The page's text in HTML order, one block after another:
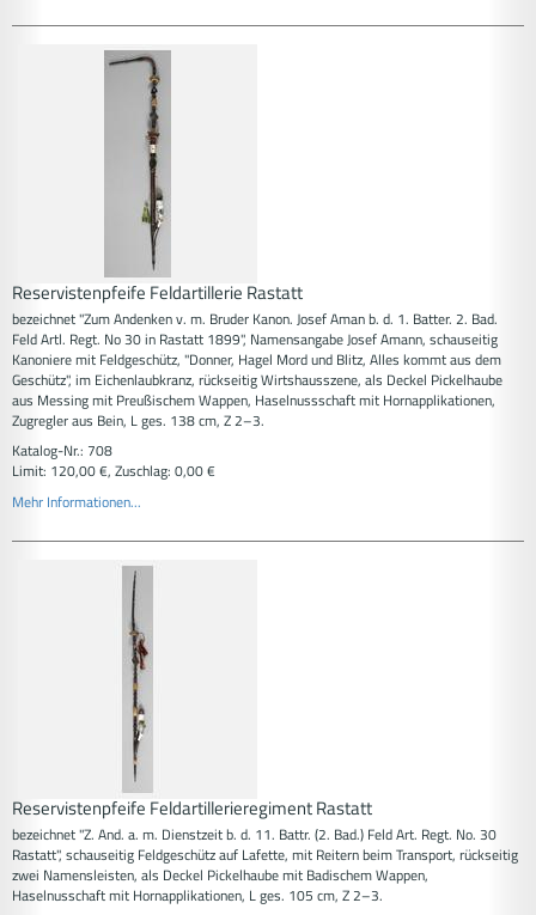
Reservistenpfeife Feldartillerie Rastatt
bezeichnet "Zum Andenken v. m. Bruder Kanon. Josef Aman b. d. 1. Batter. 2. Bad.
Feld Artl. Regt. No 30 in Rastatt 1899", Namensangabe Josef Amann, schauseitig
Kanoniere mit Feldgeschütz, "Donner, Hagel Mord und Blitz, Alles kommt aus dem
Geschütz", im Eichenlaubkranz, rückseitig Wirtshausszene, als Deckel Pickelhaube
aus Messing mit Preußischem Wappen, Haselnussschaft mit Hornapplikationen,
Zugregler aus Bein, L ges. 138 cm, Z 2–3.
Katalog-Nr.: 708
Limit: 120,00 €, Zuschlag: 0,00 €
Mehr Informationen...
Reservistenpfeife Feldartillerieregiment Rastatt
bezeichnet "Z. And. a. m. Dienstzeit b. d. 11. Battr. (2. Bad.) Feld Art. Regt. No. 30
Rastatt", schauseitig Feldgeschütz auf Lafette, mit Reitern beim Transport, rückseitig
zwei Namensleisten, als Deckel Pickelhaube mit Badischem Wappen,
Haselnusschaft mit Hornapplikationen, L ges. 105 cm, Z 2–3.